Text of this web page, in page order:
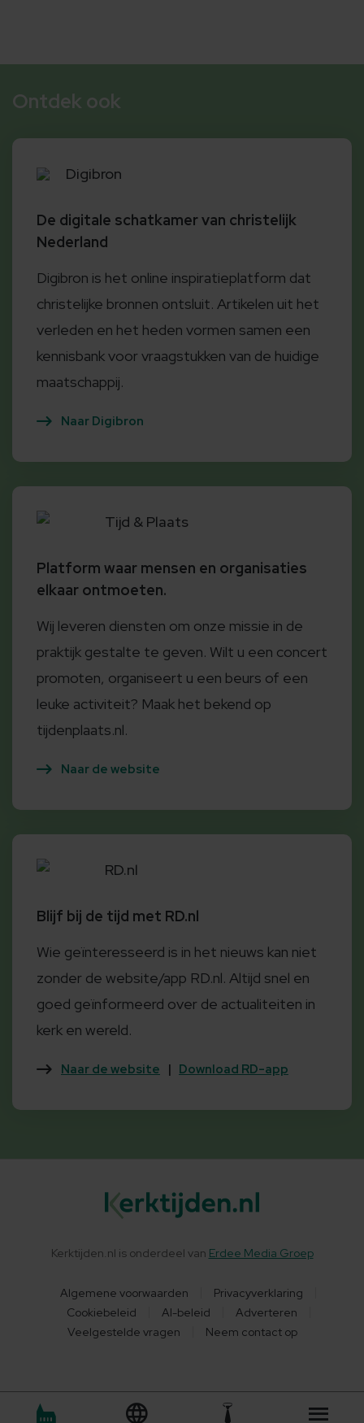
Ontdek ook
Digibron
De digitale schatkamer van christelijk
Nederland
Digibron is het online inspiratieplatform dat
christelijke bronnen ontsluit. Artikelen uit het
verleden en het heden vormen samen een
kennisbank voor vraagstukken van de huidige
maatschappij.
Naar Digibron
Tijd & Plaats
Platform waar mensen en organisaties
elkaar ontmoeten.
Wij leveren diensten om onze missie in de
praktijk gestalte te geven. Wilt u een concert
promoten, organiseert u een beurs of een
leuke activiteit? Maak het bekend op
tijdenplaats.nl.
Naar de website
RD.nl
Blijf bij de tijd met RD.nl
Wie geïnteresseerd is in het nieuws kan niet
zonder de website/app RD.nl. Altijd snel en
goed geïnformeerd over de actualiteiten in
kerk en wereld.
Naar de website | Download RD-app
Kerktijden.nl is onderdeel van Erdee Media Groep
Algemene voorwaarden
Privacyverklaring
Cookiebeleid
AI-beleid
Adverteren
Veelgestelde vragen
Neem contact op